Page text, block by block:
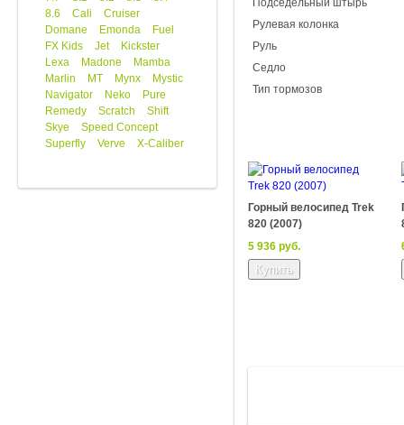
8.6
Cali
Cruiser
Domane
Emonda
Fuel
FX Kids
Jet
Kickster
Lexa
Madone
Mamba
Marlin
MT Mynx
Mystic
Navigator
Neko
Pure
Remedy
Scratch
Shift
Skye
Speed Concept
Superfly
Verve X-Caliber
Подседельный штырь
Рулевая колонка
Руль
Седло
Тип тормозов
Горный велосипед Trek
820 (2007)
5 936 руб.